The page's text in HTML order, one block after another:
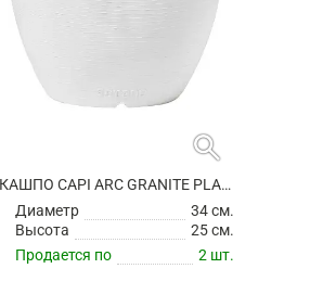
search
КАШПО CAPI ARC GRANITE PLANTER BALL WHITE
Диаметр
34 см.
Высота
25 см.
Продается по
2 шт.